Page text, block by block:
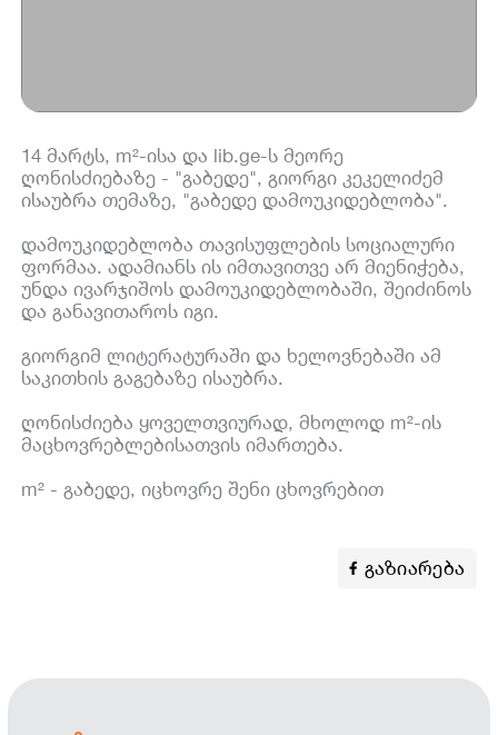
14 მარტს, m²-ისა და lib.ge-ს მეორე
ღონისძიებაზე - "გაბედე", გიორგი კეკელიძემ
ისაუბრა თემაზე, "გაბედე დამოუკიდებლობა".
დამოუკიდებლობა თავისუფლების სოციალური
ფორმაა. ადამიანს ის იმთავითვე არ მიენიჭება,
უნდა ივარჯიშოს დამოუკიდებლობაში, შეიძინოს
და განავითაროს იგი.
გიორგიმ ლიტერატურაში და ხელოვნებაში ამ
საკითხის გაგებაზე ისაუბრა.
ღონისძიება ყოველთვიურად, მხოლოდ m²-ის
მაცხოვრებლებისათვის იმართება.
m² - გაბედე, იცხოვრე შენი ცხოვრებით
გაზიარება